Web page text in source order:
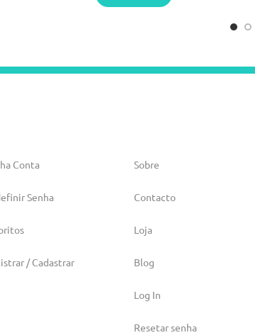
Conta
Senha
/ Cadastrar
Sobre
Contacto
Loja
Blog
Log In
Resetar senha